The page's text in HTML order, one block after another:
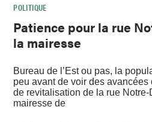
POLITIQUE
Patience pour la rue
la mairesse
Bureau de l’Est ou pas, la
peu avant de voir des
de revitalisation de la rue
mairesse de